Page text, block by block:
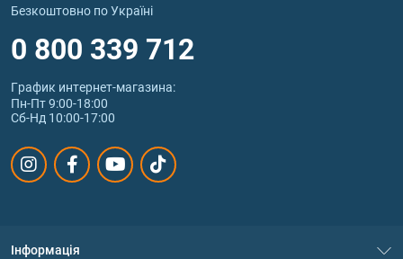
Безкоштовно по Україні
0 800 339 712
График интернет‑магазина:
Пн-Пт 9:00-18:00
Сб-Нд 10:00-17:00
Інформація